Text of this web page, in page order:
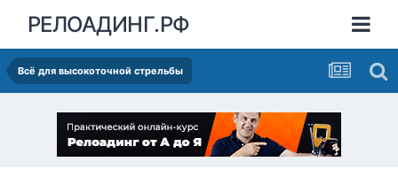
РЕЛОАДИНГ.РФ
Всё для высокоточной стрельбы